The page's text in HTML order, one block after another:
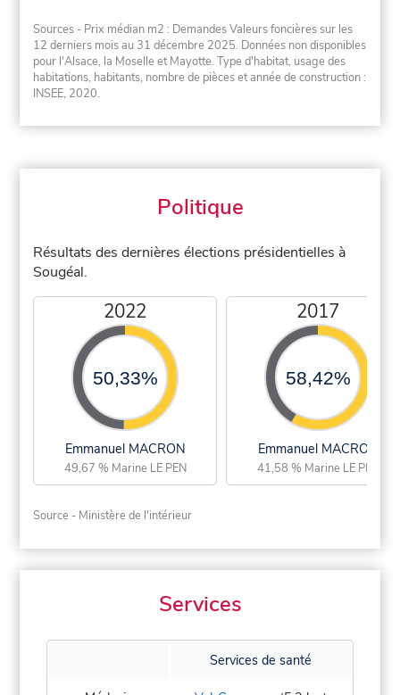
Sources - Prix médian m2 : Demandes Valeurs foncières sur les
12 derniers mois au 31 décembre 2025. Données non disponibles
pour l'Alsace, la Moselle et Mayotte. Type d'habitat, usage des
habitations, habitants, nombre de pièces et année de construction :
INSEE, 2020.
Politique
Résultats des dernières élections présidentielles à
Sougéal.
2022
50,33%
Emmanuel MACRON
49,67 % Marine LE PEN
2017
58,42%
Emmanuel MACRON
41,58 % Marine LE PEN
Source - Ministère de l'intérieur
Services
Services de santé